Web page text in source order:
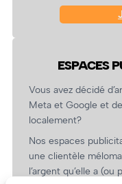
ESPACES
Vous avez décidé
Meta et Google et
localement?
Nos espaces
une clientèle
l’argent qu’elle a